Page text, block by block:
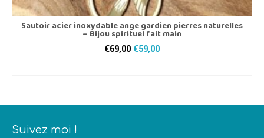
Sautoir acier inoxydable ange gardien pierres naturelles
– Bijou spirituel fait main
€69,00 Le
€59,00Le
Suivez moi !